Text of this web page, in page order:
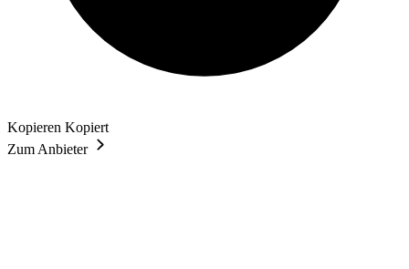
Kopieren Kopiert
Zum Anbieter